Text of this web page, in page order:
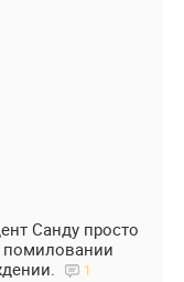
Санду просто
1